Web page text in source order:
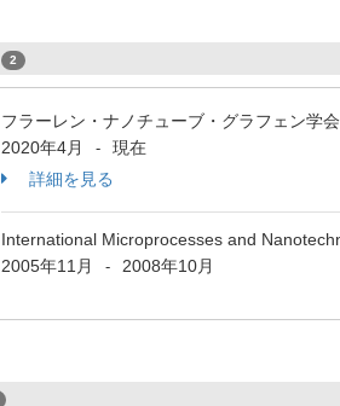
2
フラーレン・ナノチューブ・グラフェン学
2020年4月
-
現在
詳細を見る
International Microprocesses and
2005年11月
- 2008年10月